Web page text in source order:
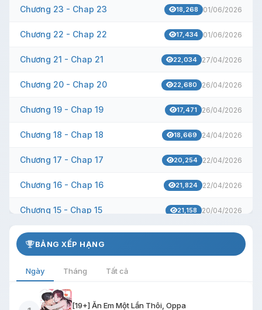
Chương 23 - Chap 23 18,268 01/06/2026
Chương 22 - Chap 22 17,434 01/06/2026
Chương 21 - Chap 21 22,034 27/04/2026
Chương 20 - Chap 20 22,680 26/04/2026
Chương 19 - Chap 19 17,471 26/04/2026
Chương 18 - Chap 18 18,669 24/04/2026
Chương 17 - Chap 17 20,254 22/04/2026
Chương 16 - Chap 16 21,824 22/04/2026
Chương 15 - Chap 15 21,158 20/04/2026
Chương 14 - Chap 14 19,232 20/04/2026
BẢNG XẾP HẠNG
Ngày Tháng Tất cả
[19+] Ăn Em Một Lần Thôi, Oppa